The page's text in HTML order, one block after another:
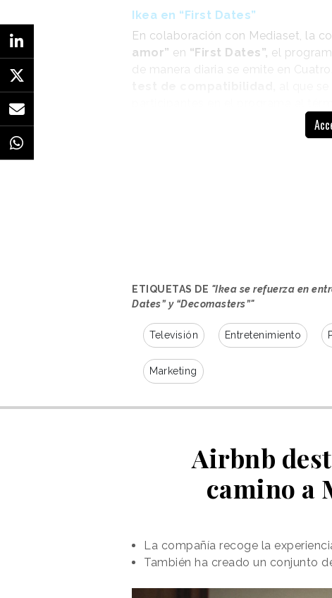
Ikea en “First Dates”
En colaboración con Mediaset, la
amor” en “First Dates”, el
de manera diaria se emite en
preguntados si continuarán
Ver esta publicación en
Una publicación compartida de First Dates (@firstdates_tv)
Algo similar hizo unos días
ETIQUETAS DE "Ikea se refuerza en
Dates” y “Decomasters”"
Televisión Entretenimiento
Marketing
Airbnb
camino a
La compañía recoge la
También ha creado un conjunto